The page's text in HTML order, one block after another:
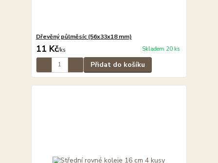
Dřevěný půlměsíc (56x33x18 mm)
11 Kč/ks Skladem 20 ks
Přidat do košíku